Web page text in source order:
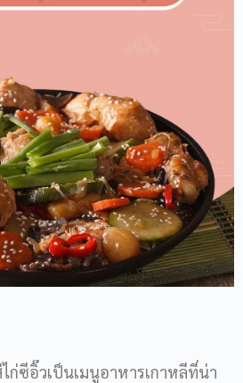
ก่ซีอิ๊วเป็นเมนูอาหารเกาหลีที่น่า